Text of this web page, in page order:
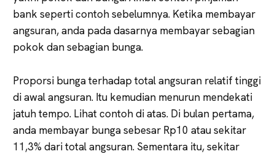
bank seperti contoh sebelumnya. Ketika membayar
angsuran, anda pada dasarnya membayar sebagian
pokok dan sebagian bunga.
Proporsi bunga terhadap total angsuran relatif tinggi
di awal angsuran. Itu kemudian menurun mendekati
jatuh tempo. Lihat contoh di atas. Di bulan pertama,
anda membayar bunga sebesar Rp10 atau sekitar
11,3% dari total angsuran. Sementara itu, sekitar